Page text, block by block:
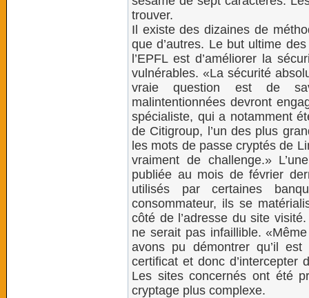
trouver.
Il existe des dizaines de
que d’autres. Le but ultime
l’EPFL est d’améliorer la
vulnérables. «La sécurité
vraie question est de
malintentionnées devront
spécialiste, qui a notamment
de Citigroup, l’un des plus
les mots de passe cryptés de
vraiment de challenge.»
publiée au mois de février
utilisés par certaines
consommateur, ils se
côté de l’adresse du site
ne serait pas infaillible.
avons pu démontrer qu’il
certificat et donc d’intercepter
Les sites concernés ont été
cryptage plus complexe.